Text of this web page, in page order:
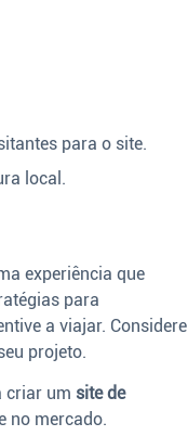
para o site.
local.
experiência que
para
a viajar. Considere
projeto.
criar um site de
no mercado.